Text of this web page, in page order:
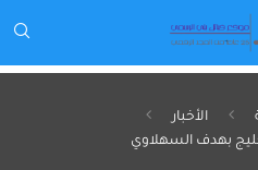
الأخبار
بهدف السهلاوي